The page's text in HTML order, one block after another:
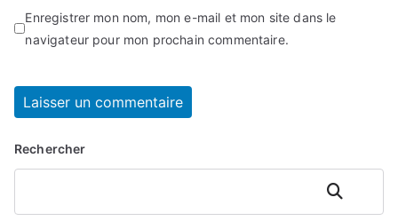
Enregistrer mon nom, mon e-mail et mon site dans le
navigateur pour mon prochain commentaire.
Rechercher
Rechercher